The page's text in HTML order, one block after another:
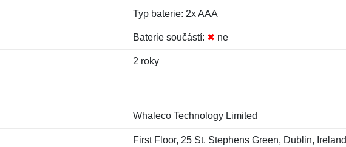
Typ baterie: 2x AAA
Baterie součástí: ✖ ne
2 roky
Whaleco Technology Limited
First Floor, 25 St. Stephens Green, Dublin, Ireland